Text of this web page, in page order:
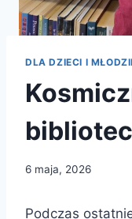
DLA DZIECI I
6 maja, 2026
Podczas